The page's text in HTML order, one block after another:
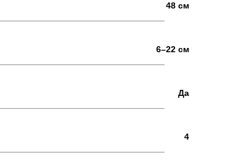
48 см
6–22 см
Да
4